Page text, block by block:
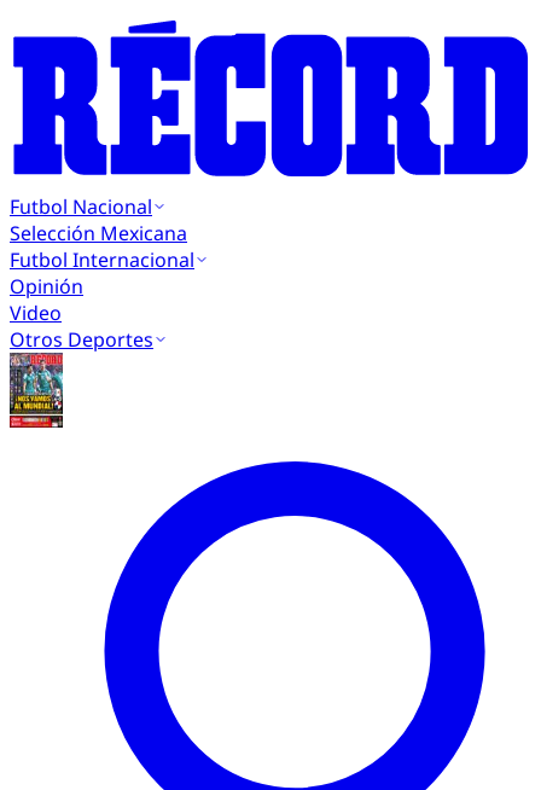
Futbol Nacional
Selección Mexicana
Futbol Internacional
Opinión
Video
Otros Deportes